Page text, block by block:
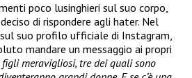
poco lusinghieri sul suo corpo,
di rispondere agli hater. Nel
suo profilo ufficiale di Instagram,
mandare un messaggio ai propri
meravigliosi, tre dei quali sono